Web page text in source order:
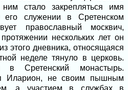
стало закрепляться имя
служении в Сретенском
православный москвич,
нескольких лет он
этого дневника, относящаяся
неделе тянуло в церковь.
в Сретенский монастырь.
Иларион, не своим пышным
а участием в службах в